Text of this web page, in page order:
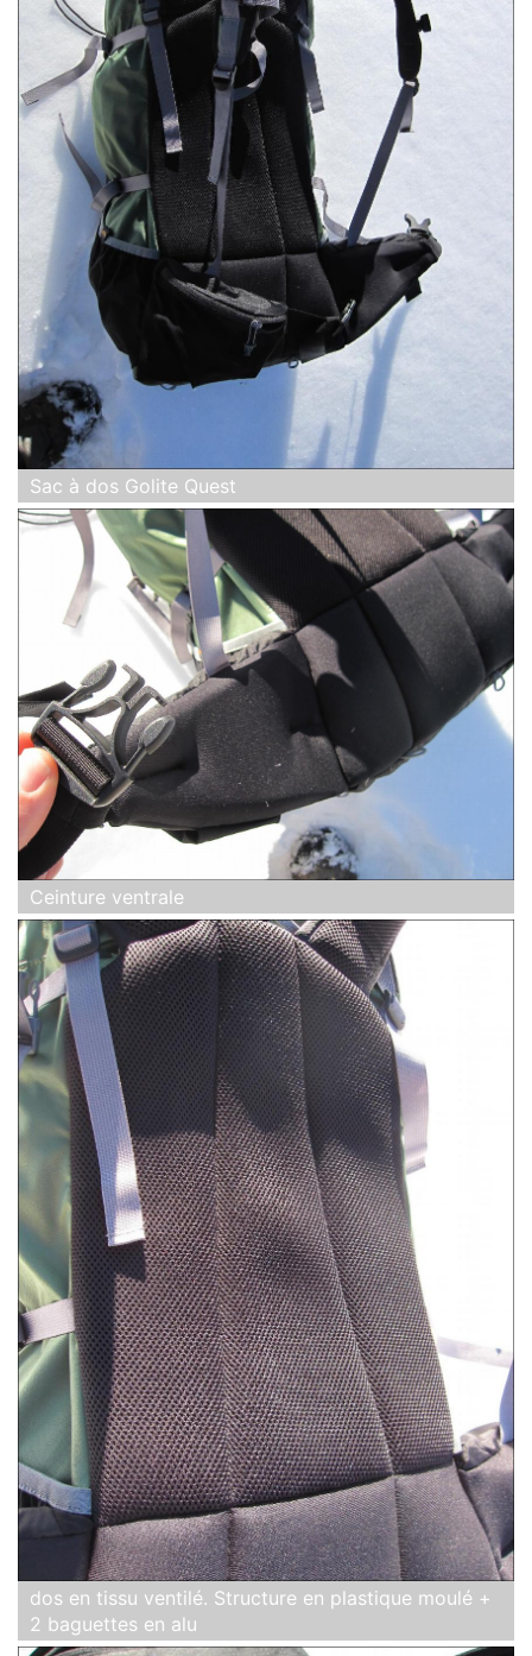
Sac à dos Golite Quest
Ceinture ventrale
dos en tissu ventilé. Structure en plastique moulé +
2 baguettes en alu